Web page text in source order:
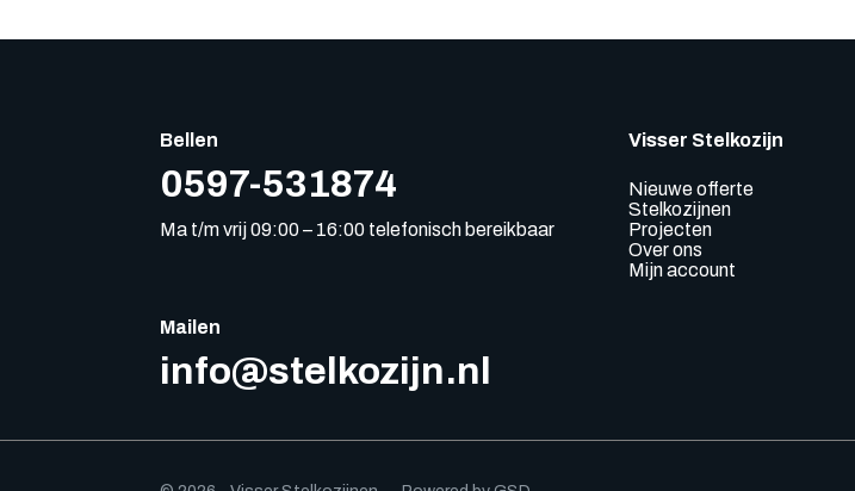
Bellen
0597-531874
Ma t/m vrij 09:00 – 16:00 telefonisch bereikbaar
Mailen
info@stelkozijn.nl
Visser Stelkozijn
Nieuwe offerte
Stelkozijnen
Projecten
Over ons
Mijn account